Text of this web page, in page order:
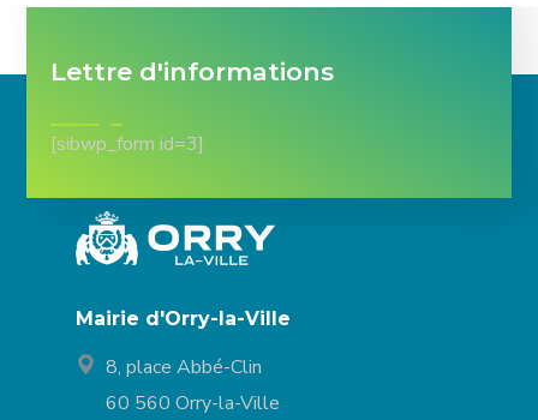
Lettre d'informations
[sibwp_form id=3]
Mairie d'Orry-la-Ville
8, place Abbé-Clin
60 560 Orry-la-Ville